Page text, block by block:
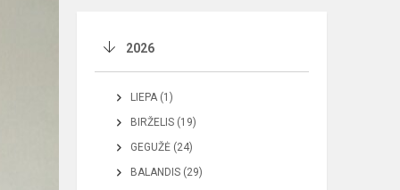
2026
LIEPA (1)
BIRŽELIS (19)
GEGUŽĖ (24)
BALANDIS (29)